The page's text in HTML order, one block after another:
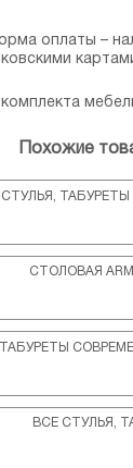
оплаты –
Похожие
СТУЛЬЯ, ТАБУРЕТЫ
СТОЛОВАЯ
ВСЕ СТУЛЬЯ,